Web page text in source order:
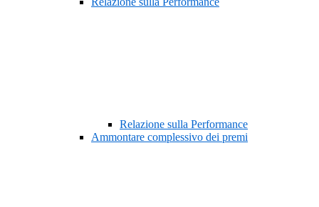
Relazione sulla Performance
Ammontare complessivo dei premi